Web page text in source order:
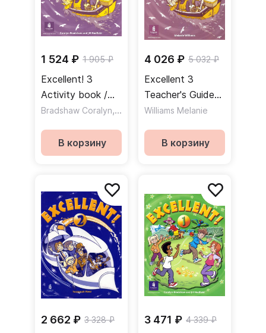
1 524 ₽ 1 905 ₽
Excellent! 3
Activity book /
Рабочая тетрадь
Bradshaw Coralyn, Hadfield Jill
В корзину
4 026 ₽ 5 032 ₽
Excellent 3
Teacher's Guide
Книга для
Williams Melanie
В корзину
2 662 ₽ 3 328 ₽ 3 471 ₽ 4 339 ₽